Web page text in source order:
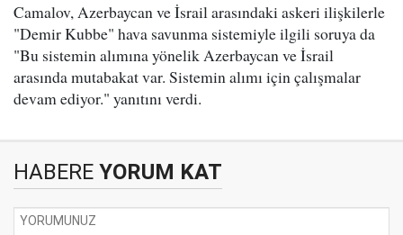
Camalov, Azerbaycan ve İsrail arasındaki askeri ilişkilerle
"Demir Kubbe" hava savunma sistemiyle ilgili soruya da
"Bu sistemin alımına yönelik Azerbaycan ve İsrail
arasında mutabakat var. Sistemin alımı için çalışmalar
devam ediyor." yanıtını verdi.
HABERE YORUM KAT